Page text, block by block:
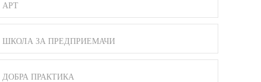
АРТ
ШКОЛА ЗА ПРЕДПРИЕМАЧИ
ДОБРА ПРАКТИКА